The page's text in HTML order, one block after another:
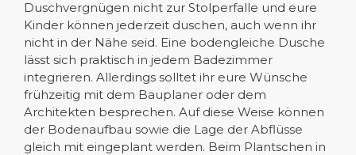
Duschvergnügen nicht zur Stolperfalle und eure
Kinder können jederzeit duschen, auch wenn ihr
nicht in der Nähe seid. Eine bodengleiche Dusche
lässt sich praktisch in jedem Badezimmer
integrieren. Allerdings solltet ihr eure Wünsche
frühzeitig mit dem Bauplaner oder dem
Architekten besprechen. Auf diese Weise können
der Bodenaufbau sowie die Lage der Abflüsse
gleich mit eingeplant werden. Beim Plantschen in